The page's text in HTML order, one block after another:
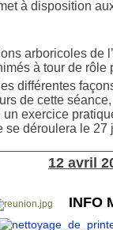
à disposition
arboricoles
à tour de
différentes
de cette
exercice
se déroulera le 27
12 avril
INFO